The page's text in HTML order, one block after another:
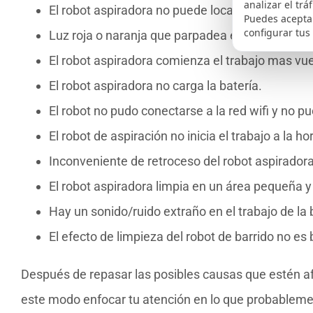
El robot aspiradora no puede localizar el
Luz roja o naranja que parpadea en el robot
El robot aspiradora comienza el trabajo mas
El robot aspiradora no carga la batería.
El robot no pudo conectarse a la red wifi y no
El robot de aspiración no inicia el trabajo a la
Inconveniente de retroceso del robot
El robot aspiradora limpia en un área pequeña
Hay un sonido/ruido extraño en el trabajo de la
El efecto de limpieza del robot de barrido no
Después de repasar las posibles causas que estén
este modo enfocar tu atención en lo que
analizar el
Puedes
configurar tus